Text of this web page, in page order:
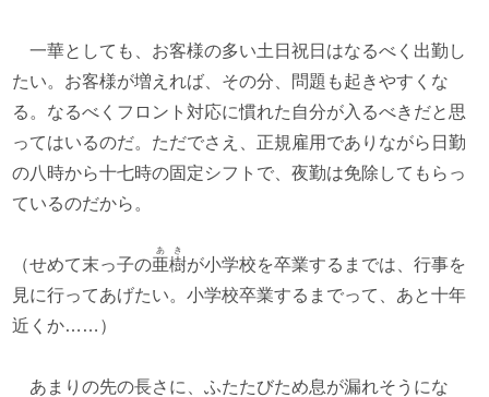
一華としても、お客様の多い土日祝日はなるべく出勤し
たい。お客様が増えれば、その分、問題も起きやすくな
る。なるべくフロント対応に慣れた自分が入るべきだと思
ってはいるのだ。ただでさえ、正規雇用でありながら日勤
の八時から十七時の固定シフトで、夜勤は免除してもらっ
ているのだから。
（せめて末っ子の亜樹
あき
が小学校を卒業するまでは、行事を
見に行ってあげたい。小学校卒業するまでって、あと十年
近くか……）
あまりの先の長さに、ふたたびため息が漏れそうにな